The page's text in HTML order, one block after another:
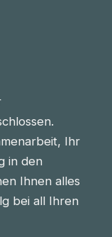
Ihr
in den
Ihnen alles
bei all Ihren